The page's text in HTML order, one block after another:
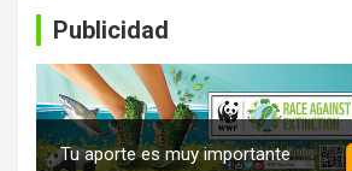
Publicidad
Tu aporte es muy importante